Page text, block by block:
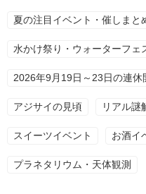
夏の注目イベント・催しまと
水かけ祭り・ウォーターフェ
2026年9月19日～23日の連休
アジサイの見頃 リアル謎
スイーツイベント お酒イ
プラネタリウム・天体観測